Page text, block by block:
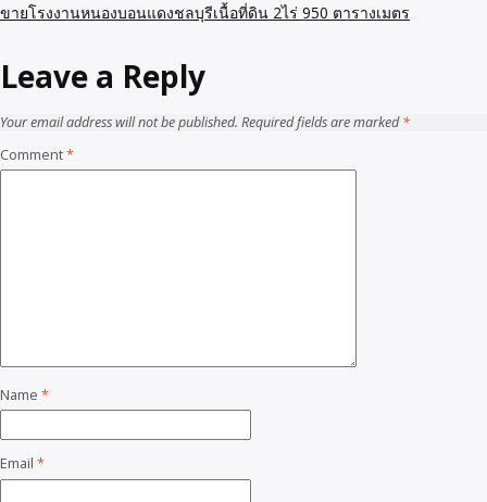
ขายโรงงานหนองบอนแดงชลบุรีเนื้อที่ดิน 2ไร่ 950 ตารางเมตร
Leave a Reply
Your email address will not be published. Required fields are marked*
Comment*
Name *
Email *